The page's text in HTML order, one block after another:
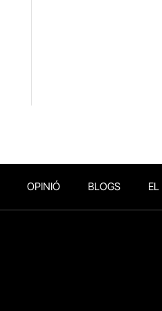
OPINIÓ BLOGS EL